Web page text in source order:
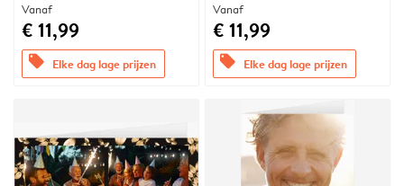
Vanaf
€ 11,99
offers Elke dag lage prijzen
Vanaf
€ 11,99
offers Elke dag lage prijzen